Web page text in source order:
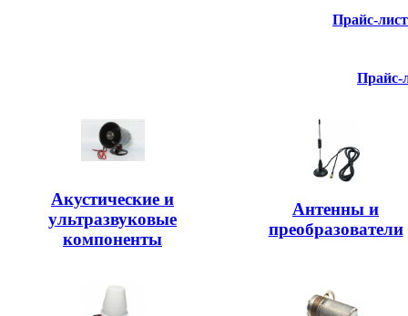
Прайс-
Прайс-
Акустические и
ультразвуковые
компоненты
Антенны и
преобразователи